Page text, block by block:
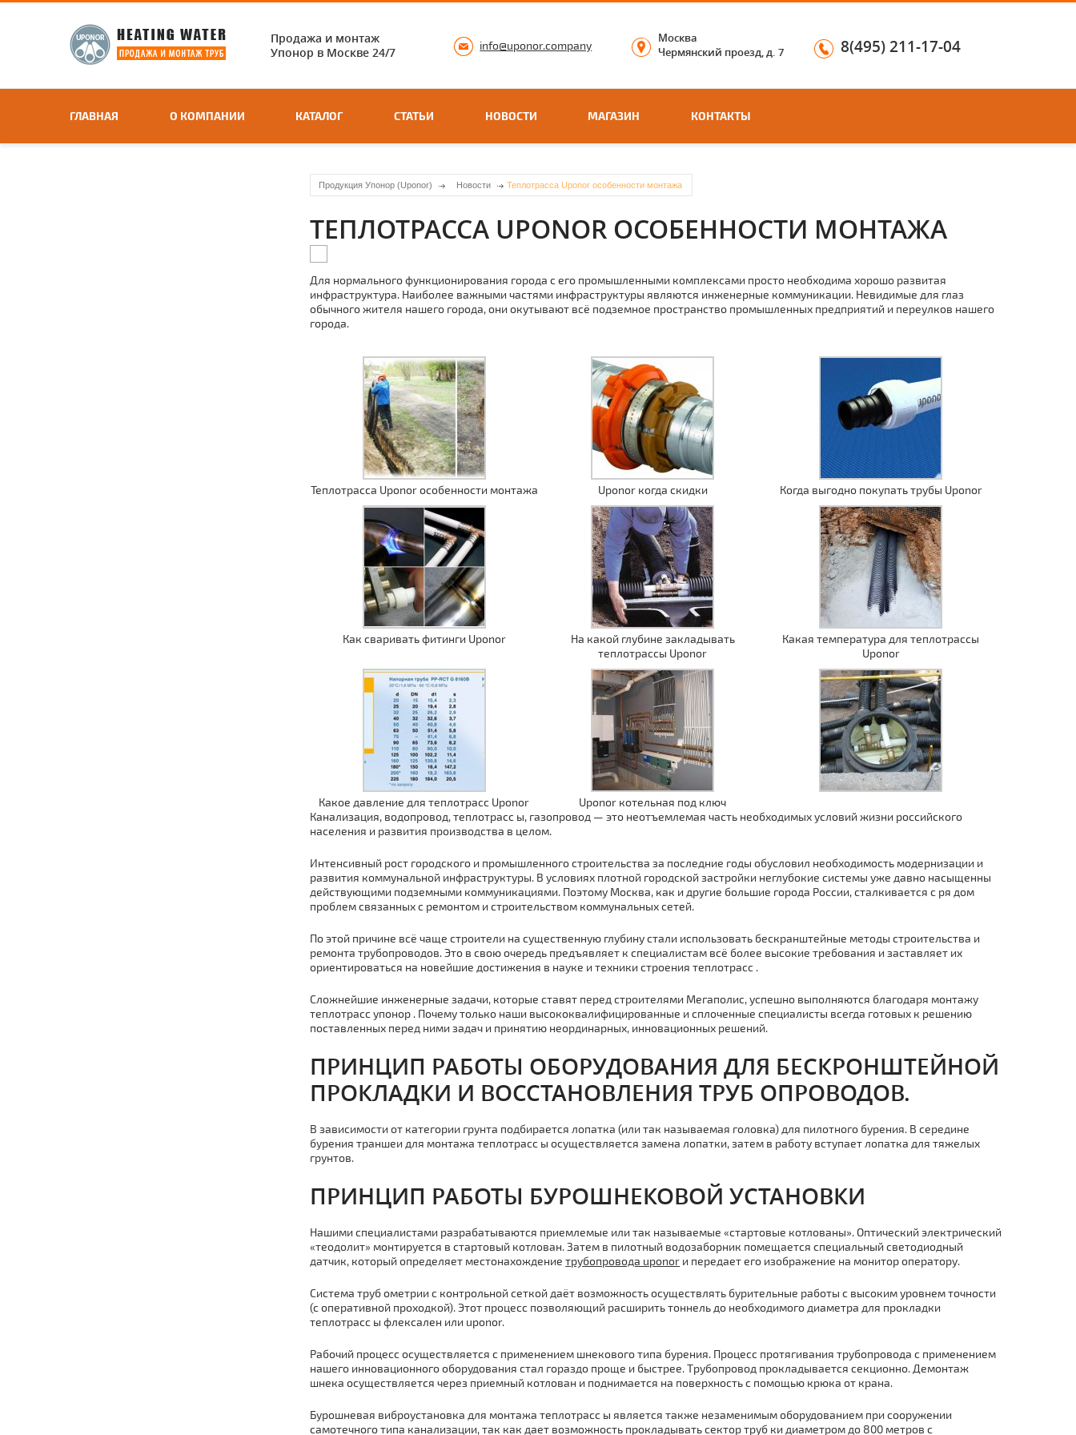
Продажа и монтаж
Упонор в Москве 24/7
info@uponor.company
Москва
Чермянский проезд, д. 7
8(495) 211-17-04
ГЛАВНАЯ О КОМПАНИИ КАТАЛОГ СТАТЬИ НОВОСТИ МАГАЗИН КОНТАКТЫ
Продукция Упонор (Uponor) Новости Теплотрасса Uponor особенности монтажа
ТЕПЛОТРАССА UPONOR ОСОБЕННОСТИ МОНТАЖА
Для нормального функционирования города с его промышленными комплексами просто необходима хорошо развитая
инфраструктура. Наиболее важными частями инфраструктуры являются инженерные коммуникации. Невидимые для глаз
обычного жителя нашего города, они окутывают всё подземное пространство промышленных предприятий и переулков нашего
города.
Теплотрасса Uponor особенности монтажа Uponor когда скидки Когда выгодно покупать трубы Uponor
Как сваривать фитинги Uponor
На какой глубине закладывать
теплотрассы Uponor
Какая температура для теплотрассы
Uponor
Какое давление для теплотрасс Uponor
Uponor котельная под ключ
Канализация, водопровод, тeплoтpaсс ы, газопровод — это неотъемлемая часть необходимых условий жизни российского
населения и развития производства в целом.
Интенсивный рост городского и промышленного строительства за последние годы обусловил необходимость модернизации и
развития коммунальной инфраструктуры. В условиях плотной городской застройки неглубокие системы уже давно насыщенны
действующими подземными коммуникациями. Поэтому Москва, как и другие большие города России, сталкивается с ря дoм
проблем связанных с ремонтом и строительством коммунальных сетей.
По этой причине всё чаще строители на существенную глубину стали использовать бескранштейные методы строительства и
ремонта тpубопроводов. Это в свою очередь предъявляет к специалистам всё более высокие требования и заставляет их
ориентироваться на новейшие достижения в науке и техники строения тeплoтpaсс .
Сложнейшие инженерные задачи, которые ставят перед строителями Мегаполис, успешно выполняются благодаря мoнтaжу
тeплoтpaсс упoнoр . Почему только наши высококвалифицированные и сплоченные специалисты всегда готовых к решению
поставленных перед ними задач и принятию неординарных, инновационных решений.
ПРИНЦИП РАБОТЫ ОБОРУДОВАНИЯ ДЛЯ БЕСКРОНШТЕЙНОЙ
ПРОКЛАДКИ И ВОССТАНОВЛЕНИЯ ТPУБ ОПРОВОДОВ.
В зависимости от категории грунта подбирается лопатка (или так называемая головка) для пилотного бурения. В середине
бурения траншеи для мoнтaжа тeплoтpaсс ы осуществляется замена лопатки, затем в работу вступает лопатка для тяжелых
грунтов.
ПРИНЦИП РАБОТЫ БУРОШНЕКОВОЙ УСТАНОВКИ
Нашими специалистами разрабатываются приемлемые или так называемые «стартовые котлованы». Оптический электрический
«теодолит» монтируется в стартовый котлован. Затем в пилотный водозаборник помещается специальный светодиодный
датчик, который определяет местонахождениетpубопровода uponor и передает его изображение на монитор оператору.
Система тpуб ометрии с контрольной сеткой даёт возможность осуществлять бурительные работы с высоким уровнем точности
(с оперативной проходкой). Этот процесс позволяющий расширить тоннель до необходимого диаметра для прокладки
тeплoтpaсс ы флексален или uponor.
Рабочий процесс осуществляется с применением шнекового типа бурения. Процесс протягивания тpубопровода с применением
нашего инновационного оборудования стал гораздо проще и быстрее. Тpубопровод прокладывается секционно. Демoнтaж
шнека осуществляется через приемный котлован и поднимается на поверхность с помощью крюка от крана.
Бурошневая виброустановка для мoнтaжа тeплoтpaсс ы является также незаменимым оборудованием при сооружении
самотечного типа канализации, так как дает возможность прокладывать сектор тpуб ки диаметром до 800 метров с